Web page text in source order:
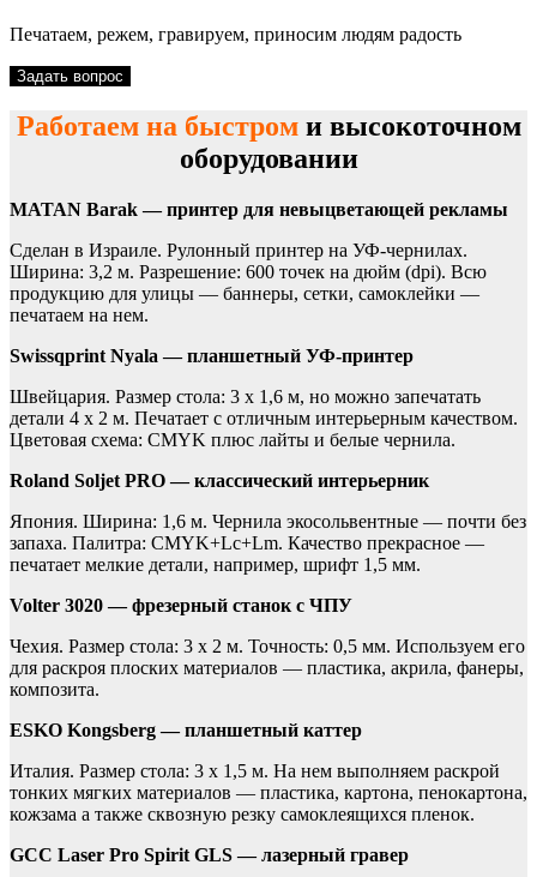
Печатаем, режем, гравируем, приносим людям радость
Задать вопрос
Работаем на быстроми высокоточном
оборудовании
MATAN Barak — принтер для невыцветающей рекламы
Сделан в Израиле. Рулонный принтер на УФ-чернилах.
Ширина: 3,2 м. Разрешение: 600 точек на дюйм (dpi). Всю
продукцию для улицы — баннеры, сетки, самоклейки —
печатаем на нем.
Swissqprint Nyala — планшетный УФ-принтер
Швейцария. Размер стола: 3 х 1,6 м, но можно запечатать
детали 4 х 2 м. Печатает с отличным интерьерным качеством.
Цветовая схема: CMYK плюс лайты и белые чернила.
Roland Soljet PRO — классический интерьерник
Япония. Ширина: 1,6 м. Чернила экосольвентные — почти без
запаха. Палитра: CMYK+Lc+Lm. Качество прекрасное —
печатает мелкие детали, например, шрифт 1,5 мм.
Volter 3020 — фрезерный станок с ЧПУ
Чехия. Размер стола: 3 х 2 м. Точность: 0,5 мм. Используем его
для раскроя плоских материалов — пластика, акрила, фанеры,
композита.
ESKO Kongsberg — планшетный каттер
Италия. Размер стола: 3 х 1,5 м. На нем выполняем раскрой
тонких мягких материалов — пластика, картона, пенокартона,
кожзама а также сквозную резку самоклеящихся пленок.
GCC Laser Pro Spirit GLS — лазерный гравер